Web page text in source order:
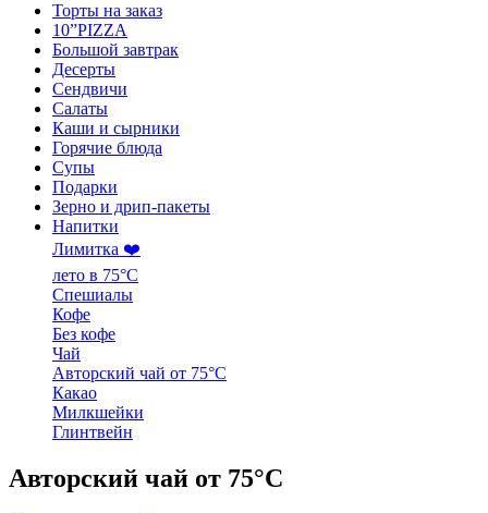
Торты на заказ
10”PIZZA
Большой завтрак
Десерты
Сендвичи
Салаты
Каши и сырники
Горячие блюда
Супы
Подарки
Зерно и дрип-пакеты
Напитки
Лимитка ❤️
лето в 75°C
Спешиалы
Кофе
Без кофе
Чай
Авторский чай от 75°C
Какао
Милкшейки
Глинтвейн
Авторский чай от 75°C